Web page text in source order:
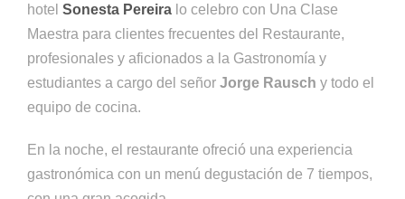
hotel Sonesta Pereira lo celebro con Una Clase
Maestra para clientes frecuentes del Restaurante,
profesionales y aficionados a la Gastronomía y
estudiantes a cargo del señor Jorge Rausch y todo el
equipo de cocina.
En la noche, el restaurante ofreció una experiencia
gastronómica con un menú degustación de 7 tiempos,